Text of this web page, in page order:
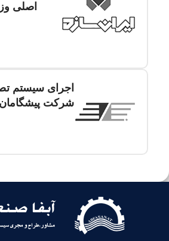
اصلی
اجرای سیستم
شرکت